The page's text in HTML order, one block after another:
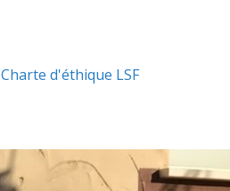
Charte d'éthique LSF